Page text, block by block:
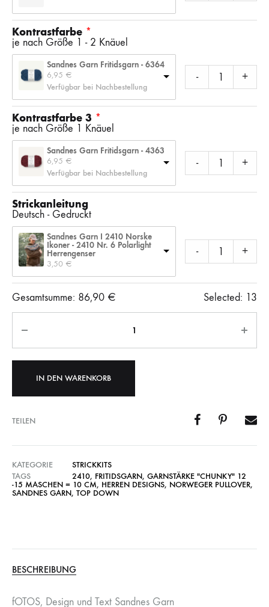
Kontrastfarbe
je nach Größe 1 - 2 Knäuel
Sandnes Garn Fritidsgarn - 6364
6,95 €
Verfügbar bei Nachbestellung
- +
Kontrastfarbe 3
je nach Größe 1 Knäuel
Sandnes Garn Fritidsgarn - 4363
6,95 €
Verfügbar bei Nachbestellung
- +
Strickanleitung
Deutsch - Gedruckt
Sandnes Garn I 2410 Norske
Ikoner - 2410 Nr. 6 Polarlight
Herrengenser
3,50 €
- +
Gesamtsumme: 86,90 € Selected: 13
IN DEN WARENKORB
TEILEN
KATEGORIE
STRICKKITS
TAGS
2410, FRITIDSGARN, GARNSTÄRKE "CHUNKY" 12
-15 MASCHEN = 10 CM, HERREN DESIGNS, NORWEGER PULLOVER,
SANDNES GARN, TOP DOWN
BESCHREIBUNG
fOTOS, Design und Text Sandnes Garn